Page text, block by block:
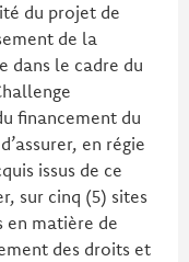
du projet de
de la
dans le cadre du
financement du
en régie
issus de ce
sur cinq (5) sites
en matière de
des droits et